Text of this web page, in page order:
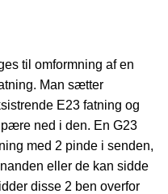
til omformning af en
Man sætter
E23 fatning og
ned i den. En G23
med 2 pinde i senden,
eller de kan sidde
disse 2 ben overfor